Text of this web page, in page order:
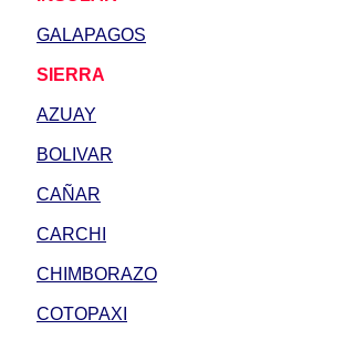
GALAPAGOS
SIERRA
AZUAY
BOLIVAR
CAÑAR
CARCHI
CHIMBORAZO
COTOPAXI